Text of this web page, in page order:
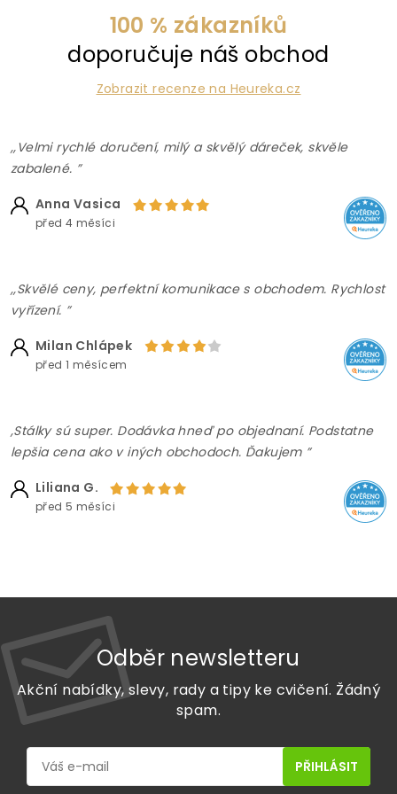
100 % zákazníků
doporučuje náš obchod
Zobrazit recenze na Heureka.cz
,,Velmi rychlé doručení, milý a skvělý dáreček, skvěle
zabalené. ”
Anna Vasica
před 4 měsíci
,,Skvělé ceny, perfektní komunikace s obchodem. Rychlost
vyřízení. ”
Milan Chlápek
před 1 měsícem
,Stálky sú super. Dodávka hneď po objednaní. Podstatne
lepšia cena ako v iných obchodoch. Ďakujem ”
Liliana G.
před 5 měsíci
Odběr newsletteru
Akční nabídky, slevy, rady a tipy ke cvičení. Žádný
spam.